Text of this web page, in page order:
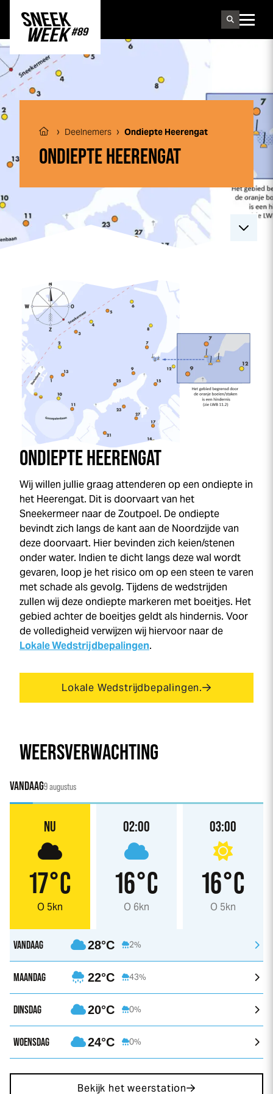
ONDIEPTE HEERENGAT
› Deelnemers › Ondiepte Heerengat
ONDIEPTE HEERENGAT
Wij willen jullie graag attenderen op een ondiepte in
het Heerengat. Dit is doorvaart van het
Sneekermeer naar de Zoutpoel. De ondiepte
bevindt zich langs de kant aan de Noordzijde van
deze doorvaart. Hier bevinden zich keien/stenen
onder water. Indien te dicht langs deze wal wordt
gevaren, loop je het risico om op een steen te varen
met schade als gevolg. Tijdens de wedstrijden
zullen wij deze ondiepte markeren met boeitjes. Het
gebied achter de boeitjes geldt als hindernis. Voor
de volledigheid verwijzen wij hiervoor naar de
Lokale Wedstrijdbepalingen.
Lokale Wedstrijdbepalingen.
WEERSVERWACHTING
VANDAAG9 augustus
NU
17°C
O 5kn
02:00
16°C
O 6kn
03:00
16°C
O 5kn
VANDAAG 28°C 2%
MAANDAG 22°C 43%
DINSDAG 20°C 0%
WOENSDAG 24°C 0%
Bekijk het weerstation